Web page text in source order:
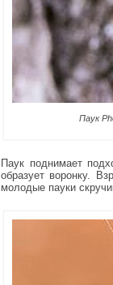
Паук
Паук поднимает
образует воронку.
молодые пауки